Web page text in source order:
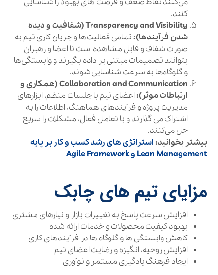
کنند.
Transparency and Visibility (شفافیت و دیده
شدن فرآیندها):تمامی فعالیت‌ها و جریان کاری تیم به
صورت شفاف و قابل مشاهده است تا اعضا و رهبران
بتوانند تصمیمات مبتنی بر داده بگیرند و وابستگی‌ها
و گلوگاه‌ها به سرعت شناسایی شوند.
Collaboration and Communication (همکاری و
ارتباطات موثر):اعضای تیم با جلسات منظم، ابزارهای
مدیریت پروژه و فرآیندهای هماهنگ، اطلاعات را به
اشتراک می‌ گذارند و با تعامل فعال، مشکلات را سریع
حل می‌کنند.
بیشتر بخوانید:استراتژی‌ های رشد کسب‌ و کار بر پایه
Lean Management و Agile Framework
مزایای تیم‌ های چابک
افزایش سرعت پاسخ به تغییرات بازار و نیازهای مشتری
بهبود کیفیت محصولات و خدمات ارائه شده
کاهش وابستگی‌ ها و گلوگاه‌ ها در فرآیندهای کاری
افزایش روحیه، انگیزه و رضایت اعضای تیم
ایجاد فرهنگ یادگیری مستمر و نوآوری